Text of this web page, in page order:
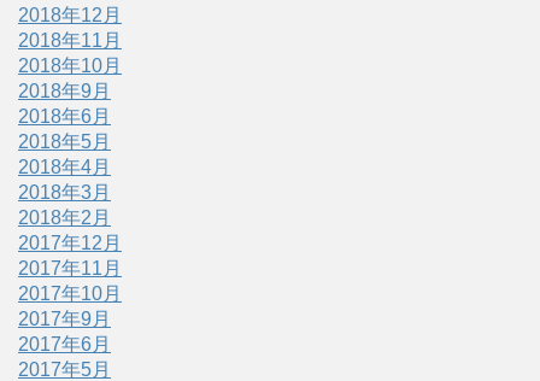
2018年12月
2018年11月
2018年10月
2018年9月
2018年6月
2018年5月
2018年4月
2018年3月
2018年2月
2017年12月
2017年11月
2017年10月
2017年9月
2017年6月
2017年5月